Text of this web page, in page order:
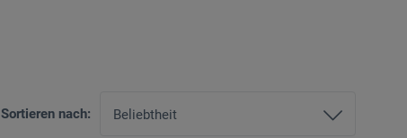
Sortieren nach: